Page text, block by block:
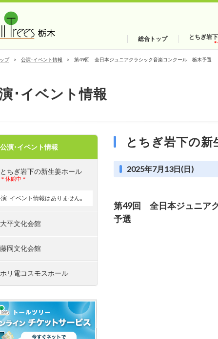
総合トップ とちぎ岩
プ 公演･イベント情報 第49回 全日本ジュニアクラシック音楽コンクール 栃木予選
･イベント情報
とちぎ岩下の新
2025年7月13日(日)
第49回 全日本ジュニア
予選
公演･イベント情報
とちぎ岩下の新⽣姜ホール
＊休館中＊
･イベント情報はありません｡
大平文化会館
藤岡文化会館
ホリ電コスモスホール